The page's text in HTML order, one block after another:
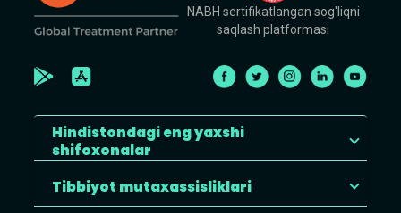
NABH sertifikatlangan sog'liqni
saqlash platformasi
Hindistondagi eng yaxshi
shifoxonalar
Tibbiyot mutaxassisliklari